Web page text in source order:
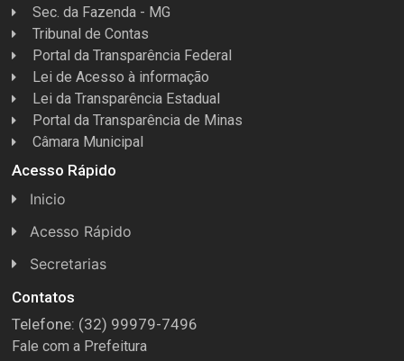
Sec. da Fazenda - MG
Tribunal de Contas
Portal da Transparência Federal
Lei de Acesso à informação
Lei da Transparência Estadual
Portal da Transparência de Minas
Câmara Municipal
Acesso Rápido
Inicio
Acesso Rápido
Concursos
Conselhos
Espera Feliz Antigamente
Secretarias
Licitações
Secretaria de Esportes
Contatos
Telefone: (32) 99979-7496
Fale com a Prefeitura